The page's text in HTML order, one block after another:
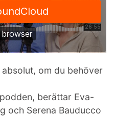
om du behöver
berättar Eva-
och Serena Bauducco